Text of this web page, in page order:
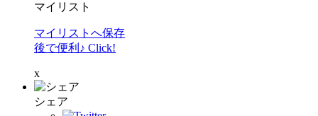
マイリスト
マイリストへ保存
後で便利♪ Click!
x
シェア